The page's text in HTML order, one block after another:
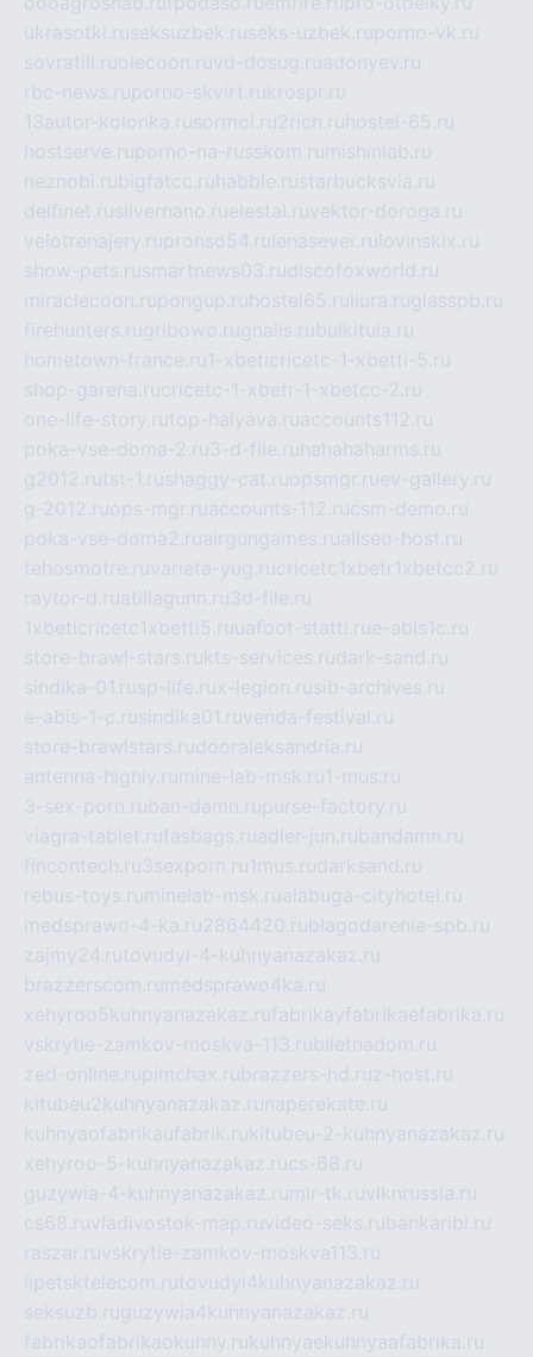
ukrasotki.ruseksuzbek.ruseks-uzbek.ruporno-vk.ru
sovratili.ruolecoon.ruvd-dosug.ruadonyev.ru
rbc-news.ruporno-skvirt.rukrospr.ru
13autor-kolonka.rusormol.ru2rich.ru hostel-65.ru
hostserve.ruporno-na-russkom.ru mishinlab.ru
neznobi.rubigfatcc.ru habble.rustarbucksvia.ru
delfinet.rusilvernano.ruelestal.ruvektor-doroga.ru
velotrenajery.rupronso54.ru lenasever.ru lovinskix.ru
show-pets.rusmartnews03.rudiscofoxworld.ru
miraclecoon.rupongup.ru hostel65.ru liura.ruglasspb.ru
firehunters.rugribowo.rugnalis.rubulkitula.ru
hometown-france.ru1-xbeticricetc-1-xbetti-5.ru
shop-garena.rucricetc-1-xbetr-1-xbetcc-2.ru
one-life-story.rutop-halyava.ruaccounts112.ru
poka-vse-doma-2.ru3-d-file.ru hahahaharms.ru
g2012.rutst-1.rushaggy-cat.ruopsmgr.ruev-gallery.ru
g-2012.ruops-mgr.ruaccounts-112.rucsm-demo.ru
poka-vse-doma2.ruairgungames.ruallseo-host.ru
tehosmotre.ruvarieta-yug.rucricetc1xbetr1xbetcc2.ru
raytor-d.ruatillagunn.ru3d-file.ru
1xbeticricetc1xbetti5.ruuafoot-statti.rue-abis1c.ru
store-brawl-stars.rukts-services.rudark-sand.ru
sindika-01.rusp-life.rux-legion.rusib-archives.ru
e-abis-1-c.rusindika01.ruvenda-festival.ru
store-brawlstars.rudooraleksandria.ru
antenna-highly.ru mine-lab-msk.ru1-mus.ru
3-sex-porn.ruban-damn.rupurse-factory.ru
viagra-tablet.rufasbags.ruadler-jun.rubandamn.ru
fincontech.ru3sexporn.ru1mus.rudarksand.ru
rebus-toys.ru minelab-msk.rualabuga-cityhotel.ru
medsprawo-4-ka.ru2864420.rublagodarenie-spb.ru
zajmy24.rutovudyi-4-kuhnyanazakaz.ru
brazzerscom.ru medsprawo4ka.ru
xehyroo5kuhnyanazakaz.rufabrikayfabrikaefabrika.ru
vskrytie-zamkov-moskva-113.rubiletnadom.ru
zed-online.rupimchax.rubrazzers-hd.ruz-host.ru
kitubeu2kuhnyanazakaz.ru naperekate.ru
kuhnyaofabrikaufabrik.rukitubeu-2-kuhnyanazakaz.ru
xehyroo-5-kuhnyanazakaz.rucs-68.ru
guzywia-4-kuhnyanazakaz.ru mir-tk.ruvlknrussia.ru
cs68.ruvladivostok-map.ruvideo-seks.rubankaribi.ru
raszar.ruvskrytie-zamkov-moskva113.ru
lipetsktelecom.rutovudyi4kuhnyanazakaz.ru
seksuzb.ruguzywia4kuhnyanazakaz.ru
fabrikaofabrikaokuhny.rukuhnyaekuhnyaafabrika.ru